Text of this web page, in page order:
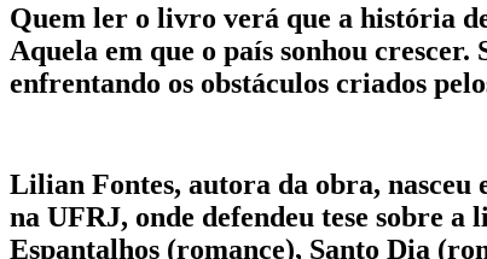
Quem ler o livro verá que a história
Aquela em que o país sonhou
enfrentando os obstáculos criados
Lilian Fontes, autora da obra, nasceu
na UFRJ, onde defendeu tese sobre
Espantalhos (romance), Santo Dia